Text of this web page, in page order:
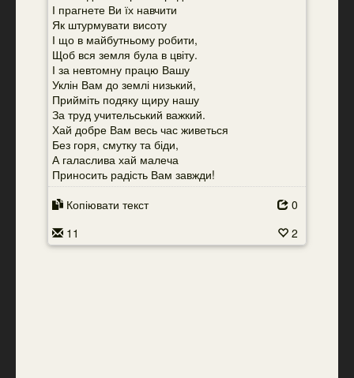
І прагнете Ви їх навчити
Як штурмувати висоту
І що в майбутньому робити,
Щоб вся земля була в цвіту.
І за невтомну працю Вашу
Уклін Вам до землі низький,
Прийміть подяку щиру нашу
За труд учительський важкий.
Хай добре Вам весь час живеться
Без горя, смутку та біди,
А галаслива хай малеча
Приносить радість Вам завжди!
Копіювати текст
0
11
2